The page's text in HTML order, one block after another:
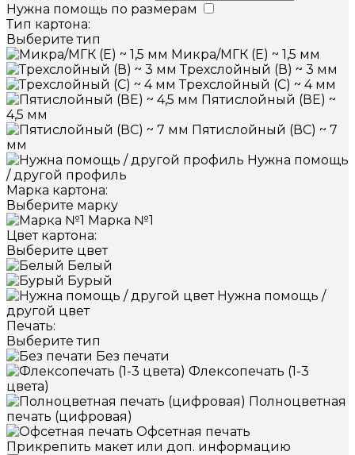
Нужна помощь по размерам
Тип картона:
Выберите тип
Микра/МГК (Е) ~ 1,5 мм
Трехслойный (В) ~ 3 мм
Трехслойный (С) ~ 4 мм
Пятислойный (ВЕ) ~
4,5 мм
Пятислойный (ВС) ~ 7
мм
Нужна помощь
/ другой профиль
Марка картона:
Выберите марку
Марка №1
Цвет картона:
Выберите цвет
Белый
Бурый
Нужна помощь /
другой цвет
Печать:
Выберите тип
Без печати
Флексопечать (1-3
цвета)
Полноцветная
печать (цифровая)
Офсетная печать
Прикрепить макет или доп. информацию